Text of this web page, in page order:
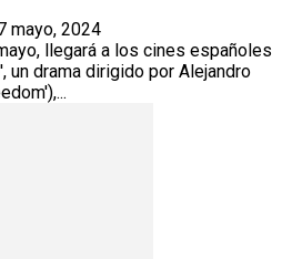
mayo, 2024
llegará a los cines españoles
un drama dirigido por Alejandro